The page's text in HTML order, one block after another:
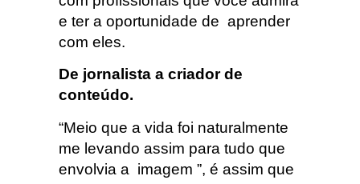
e ter a oportunidade de aprender
com eles.
De jornalista a criador de
conteúdo.
“Meio que a vida foi naturalmente
me levando assim para tudo que
envolvia a imagem ”, é assim que